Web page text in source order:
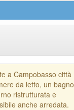
a Campobasso città
da letto, un bagno
ristrutturata e
anche arredata.